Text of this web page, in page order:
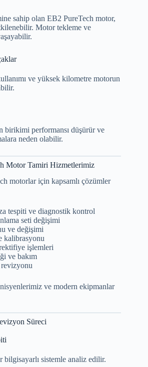
sahip olan EB2 PureTech motor,
Motor tekleme ve
ve yüksek kilometre motorun
birikimi performansı düşürür ve
neden olabilir.
Motor Tamiri Hizmetlerimiz
motorlar için kapsamlı çözümler
tespiti ve diagnostik kontrol
seti değişimi
ve değişimi
kalibrasyonu
işlemleri
ve bakım
ve modern ekipmanlar
Süreci
bilgisayarlı sistemle analiz edilir.